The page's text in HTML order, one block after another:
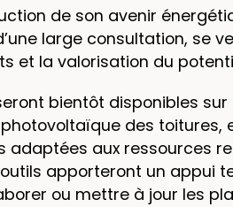
de son avenir
large consultation, se
et la valorisation du
bientôt disponibles
des toitures,
aux ressources
apporteront un appui
ou mettre à jour les